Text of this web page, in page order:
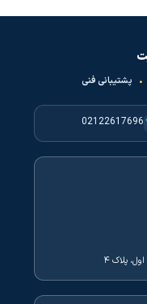
• پشتیبانی فنی
02122617696
پلاک ۴